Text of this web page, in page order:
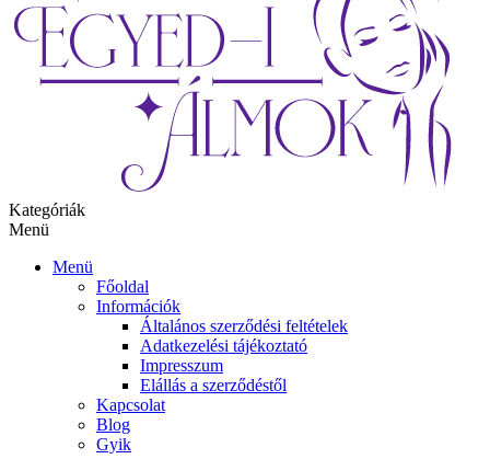
Kategóriák
Menü
Menü
Főoldal
Információk
Általános szerződési feltételek
Adatkezelési tájékoztató
Impresszum
Elállás a szerződéstől
Kapcsolat
Blog
Gyik